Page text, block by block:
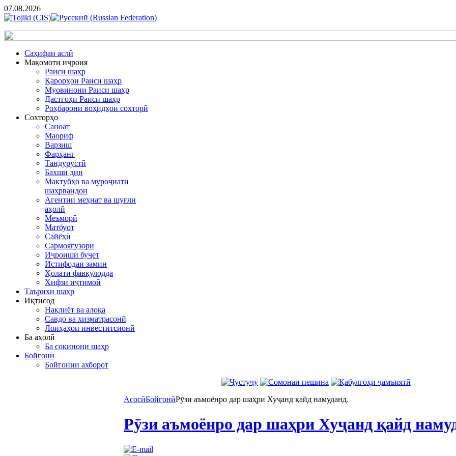
07.08.2026
Cаҳифаи аслӣ
Мақомоти иҷроия
Раиси шаҳр
Қарорҳои Раиси шаҳр
Муовинони Раиси шаҳр
Дастгоҳи Раиси шаҳр
Роҳбарони воҳидҳои сохторӣ
Сохторҳо
Саноат
Маориф
Варзиш
Фарҳанг
Тандурустӣ
Бахши дин
Мактубҳо ва муроҷиати
шаҳрвандон
Агентии меҳнат ва шуғли
аҳолӣ
Меъморӣ
Матбуот
Сайёҳӣ
Сармоягузорӣ
Иҷроиши буҷет
Истифодаи замин
Ҳолати фавқулодда
Хифзи иҷтимоӣ
Таърихи шаҳр
Иқтисод
Нақлиёт ва алоқа
Савдо ва хизматрасонӣ
Лоиҳаҳои инвеститсионӣ
Ба аҳолӣ
Ба сокинони шаҳр
Бойгонӣ
Бойгонии ахборот
АсосӣБойгонӣРӯзи аъмоёнро дар шаҳри Хуҷанд қайд намуданд.
Рӯзи аъмоёнро дар шаҳри Хуҷанд қайд